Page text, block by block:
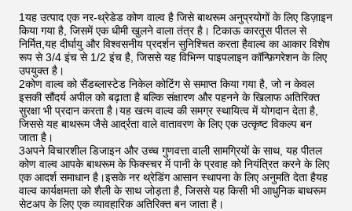
1यह उत्पाद एक नर-थ्रेडेड कोण वाल्व है जिसे बाथरूम अनुप्रयोगों के लिए डिज़ाइन
किया गया है, जिसमें एक धीमी खुलने वाला तंत्र है। टिकाऊ कारतूस पीतल से
निर्मित,यह दीर्घायु और विश्वसनीय प्रदर्शन सुनिश्चित करता हैवाल्व का आकार विशेष
रूप से 3/4 इंच से 1/2 इंच है, जिससे यह विभिन्न पाइपलाइन कॉन्फ़िगरेशन के लिए
उपयुक्त है।
2कोण वाल्व को सैंडब्लास्टेड निकेल कोटिंग से समाप्त किया गया है, जो न केवल
इसकी सौंदर्य अपील को बढ़ाता है बल्कि संक्षारण और पहनने के खिलाफ अतिरिक्त
सुरक्षा भी प्रदान करता है।यह खत्म वाल्व की समग्र स्थायित्व में योगदान देता है,
जिससे यह बाथरूम जैसे आर्द्रता वाले वातावरण के लिए एक उत्कृष्ट विकल्प बन
जाता है।
3अपने विचारशील डिजाइन और उच्च गुणवत्ता वाली सामग्रियों के साथ, यह पीतल
कोण वाल्व आपके बाथरूम के फिक्स्चर में पानी के प्रवाह को नियंत्रित करने के लिए
एक आदर्श समाधान है।इसके नर थ्रेडिंग आसान स्थापना के लिए अनुमति देता हैयह
वाल्व कार्यक्षमता को शैली के साथ जोड़ता है, जिससे यह किसी भी आधुनिक बाथरूम
सेटअप के लिए एक व्यावहारिक अतिरिक्त बन जाता है।